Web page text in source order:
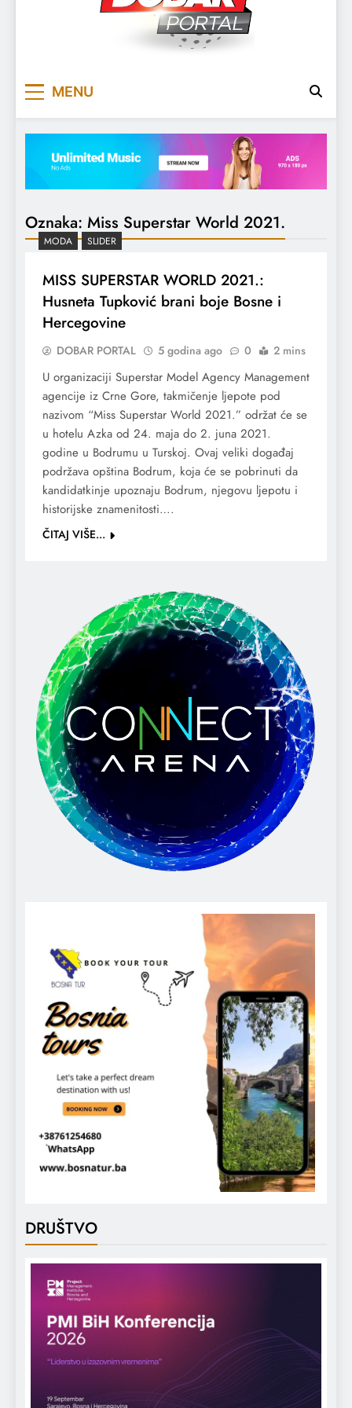
MENU
Oznaka: Miss Superstar World 2021.
MODA SLIDER
MISS SUPERSTAR WORLD 2021.:
Husneta Tupković brani boje Bosne i
Hercegovine
DOBAR PORTAL 5 godina ago 0 2 mins
U organizaciji Superstar Model Agency Management
agencije iz Crne Gore, takmičenje ljepote pod
nazivom “Miss Superstar World 2021.” održat će se
u hotelu Azka od 24. maja do 2. juna 2021.
godine u Bodrumu u Turskoj. Ovaj veliki događaj
podržava opština Bodrum, koja će se pobrinuti da
kandidatkinje upoznaju Bodrum, njegovu ljepotu i
historijske znamenitosti….
ČITAJ VIŠE...
DRUŠTVO